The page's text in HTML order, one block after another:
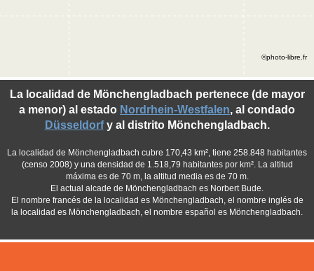
La localidad de Mönchengladbach pertenece (de mayor
a menor) al estado Nordrhein-Westfalen, al condado
Düsseldorfy al distrito Mönchengladbach.
La localidad de Mönchengladbach cubre 170,43 km², tiene 258.848 habitantes
(censo 2008) y una densidad de 1.518,79 habitantes por km². La altitud
máxima es de 70 m, la altitud media es de 70 m.
El actual alcade de Mönchengladbach es Norbert Bude.
El nombre francés de la localidad es Mönchengladbach, el nombre inglés de
la localidad es Mönchengladbach, el nombre español es Mönchengladbach.
©photo-libre.fr